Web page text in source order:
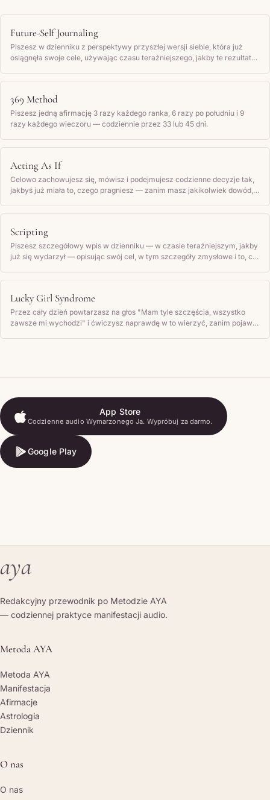
Future-Self Journaling
Piszesz w dzienniku z perspektywy przyszłej wersji siebie, która już
osiągnęła swoje cele, używając czasu teraźniejszego, jakby te rezultaty
369 Method
Piszesz jedną afirmację 3 razy każdego ranka, 6 razy po południu i 9
razy każdego wieczoru — codziennie przez 33 lub 45 dni.
Acting As If
Celowo zachowujesz się, mówisz i podejmujesz codzienne decyzje tak,
jakbyś już miała to, czego pragniesz — zanim masz jakikolwiek dowód,
do celu.
Scripting
Piszesz szczegółowy wpis w dzienniku — w czasie teraźniejszym, jakby
już się wydarzył — opisując swój cel, w tym szczegóły zmysłowe i to, co
Lucky Girl Syndrome
Przez cały dzień powtarzasz na głos "Mam tyle szczęścia, wszystko
zawsze mi wychodzi" i ćwiczysz naprawdę w to wierzyć, zanim pojawi
App Store
Codzienne audio Wymarzonego Ja. Wypróbuj za darmo.
App Store
Google Play
Google Play
aya
Redakcyjny przewodnik po Metodzie AYA
— codziennej praktyce manifestacji audio.
Metoda AYA
Metoda AYA
Manifestacja
Afirmacje
Astrologia
Dziennik
O nas
O nas